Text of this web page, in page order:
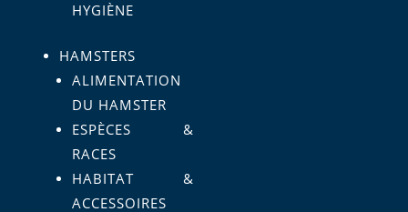
HYGIÈNE
HAMSTERS
ALIMENTATION
DU HAMSTER
ESPÈCES &
RACES
HABITAT &
ACCESSOIRES